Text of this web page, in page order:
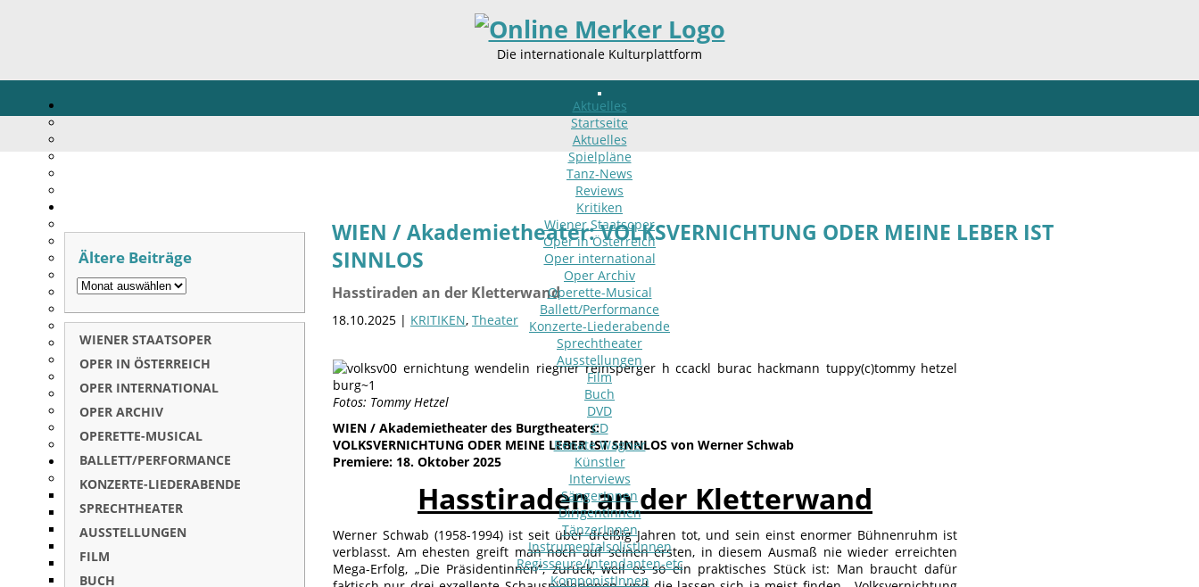
Die internationale Kulturplattform
Aktuelles
Startseite
Aktuelles
Spielpläne
Tanz-News
Reviews
Kritiken
Wiener Staatsoper
Oper in Österreich
Oper international
Oper Archiv
Operette-Musical
Ballett/Performance
Konzerte-Liederabende
Sprechtheater
Ausstellungen
Film
Buch
DVD
CD
Renate Wagner
Künstler
Interviews
SängerInnen
DirigentInnen
TänzerInnen
InstrumentalsolistInnen
Regisseure/Intendanten-etc
KomponistInnen
WIEN / Akademietheater: VOLKSVERNICHTUNG ODER MEINE LEBER IST
SINNLOS
Hasstiraden an der Kletterwand
18.10.2025 | KRITIKEN, Theater
Fotos: Tommy Hetzel
WIEN / Akademietheater des Burgtheaters:
VOLKSVERNICHTUNG ODER MEINE LEBER IST SINNLOS von Werner Schwab
Premiere: 18. Oktober 2025
Hasstiraden an der Kletterwand
Werner Schwab (1958-1994) ist seit über dreißig Jahren tot, und sein einst enormer Bühnenruhm ist
verblasst. Am ehesten greift man noch auf seinen ersten, in diesem Ausmaß nie wieder erreichten
Mega-Erfolg, „Die Präsidentinnen“, zurück, weil es so ein praktisches Stück ist: Man braucht dafür
Ältere Beiträge
WIENER STAATSOPER
OPER IN ÖSTERREICH
OPER INTERNATIONAL
OPER ARCHIV
OPERETTE-MUSICAL
BALLETT/PERFORMANCE
KONZERTE-LIEDERABENDE
SPRECHTHEATER
AUSSTELLUNGEN
FILM
BUCH